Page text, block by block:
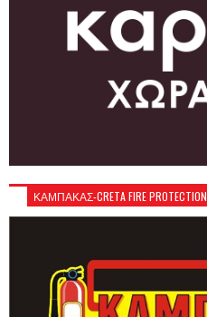
ΚΑΜΠΑΚΑΣ-CRETA FIRE PROTECTION